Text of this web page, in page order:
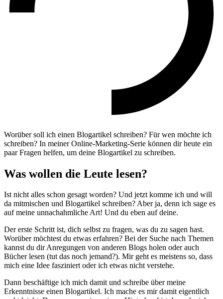
Worüber soll ich einen Blogartikel schreiben? Für wen möchte ich
schreiben? In meiner Online-Marketing-Serie können dir heute ein
paar Fragen helfen, um deine Blogartikel zu schreiben.
Was wollen die Leute lesen?
Ist nicht alles schon gesagt worden? Und jetzt komme ich und will
da mitmischen und Blogartikel schreiben? Aber ja, denn ich sage es
auf meine unnachahmliche Art! Und du eben auf deine.
Der erste Schritt ist, dich selbst zu fragen, was du zu sagen hast.
Worüber möchtest du etwas erfahren? Bei der Suche nach Themen
kannst du dir Anregungen von anderen Blogs holen oder auch
Bücher lesen (tut das noch jemand?). Mir geht es meistens so, dass
mich eine Idee fasziniert oder ich etwas nicht verstehe.
Dann beschäftige ich mich damit und schreibe über meine
Erkenntnisse einen Blogartikel. Ich mache es mir damit eigentlich